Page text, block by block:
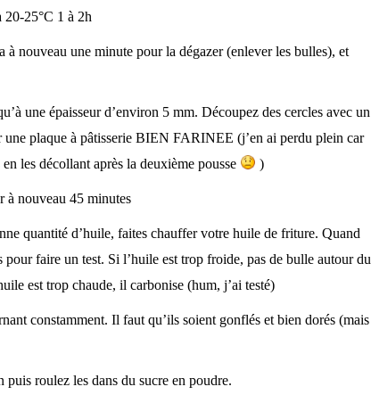
20-25°C 1 à 2h
nouveau une minute pour la dégazer (enlever les bulles), et
une épaisseur d’environ 5 mm. Découpez des cercles avec un
une plaque à pâtisserie BIEN FARINEE (j’en ai perdu plein car
les décollant après la deuxième pousse
)
à nouveau 45 minutes
quantité d’huile, faites chauffer votre huile de friture. Quand
faire un test. Si l’huile est trop froide, pas de bulle autour du
est trop chaude, il carbonise (hum, j’ai testé)
constamment. Il faut qu’ils soient gonflés et bien dorés (mais
puis roulez les dans du sucre en poudre.